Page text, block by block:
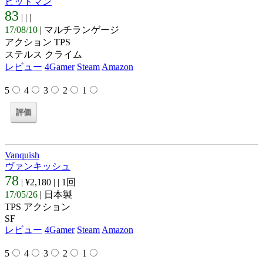
83 | | |
17/08/10 | マルチランゲージ
アクション TPS
ステルス クライム
レビュー 4Gamer Steam Amazon
5 4 3 2 1
Vanquish
ヴァンキッシュ
78 | ¥2,180 | | 1回
17/05/26 | 日本製
TPS アクション
SF
レビュー 4Gamer Steam Amazon
5 4 3 2 1